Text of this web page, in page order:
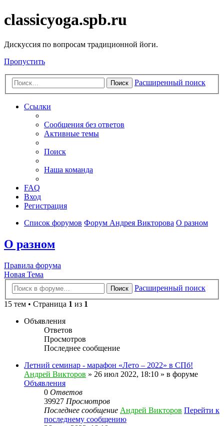
classicyoga.spb.ru
Дискуссия по вопросам традиционной йоги.
Пропустить
Поиск Расширенный поиск
Ссылки
Сообщения без ответов
Активные темы
Поиск
Наша команда
FAQ
Вход
Регистрация
Список форумов Форум Андрея Викторова О разном
О разном
Правила форума
Новая Тема
Поиск
Расширенный поиск
15 тем • Страница 1 из 1
Объявления
Ответов
Просмотров
Последнее сообщение
Летний семинар - марафон «Лето – 2022» в СПб!
Андрей Викторов » 26 июл 2022, 18:10 » в форуме
Объявления
0 Ответов
39927 Просмотров
Последнее сообщение Андрей Викторов Перейти к
последнему сообщению